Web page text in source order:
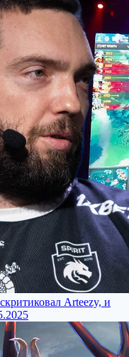
Arteezy, и